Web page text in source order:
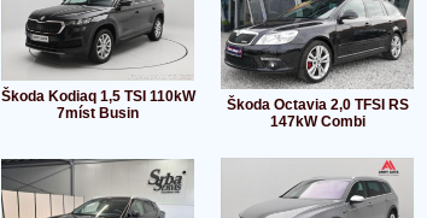
Škoda Kodiaq 1,5 TSI 110kW
7míst Busin
Škoda Octavia 2,0 TFSI RS
147kW Combi